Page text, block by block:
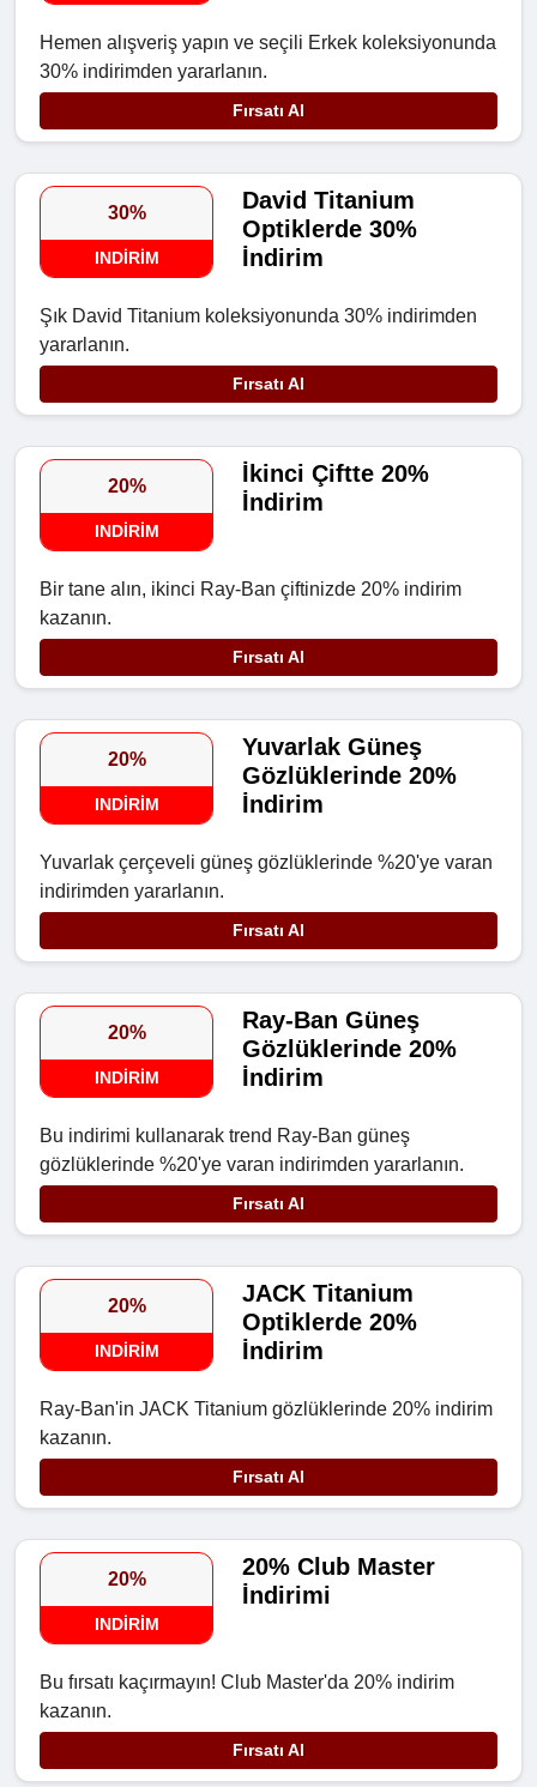
Hemen alışveriş yapın ve seçili Erkek koleksiyonunda
30% indirimden yararlanın.
Fırsatı Al
30%
INDIRIM
David Titanium
Optiklerde 30%
İndirim
Şık David Titanium koleksiyonunda 30% indirimden
yararlanın.
Fırsatı Al
20%
INDIRIM
İkinci Çiftte 20%
İndirim
Bir tane alın, ikinci Ray-Ban çiftinizde 20% indirim
kazanın.
Fırsatı Al
20%
INDIRIM
Yuvarlak Güneş
Gözlüklerinde 20%
İndirim
Yuvarlak çerçeveli güneş gözlüklerinde %20'ye varan
indirimden yararlanın.
Fırsatı Al
20%
INDIRIM
Ray-Ban Güneş
Gözlüklerinde 20%
İndirim
Bu indirimi kullanarak trend Ray-Ban güneş
gözlüklerinde %20'ye varan indirimden yararlanın.
Fırsatı Al
20%
INDIRIM
JACK Titanium
Optiklerde 20%
İndirim
Ray-Ban'in JACK Titanium gözlüklerinde 20% indirim
kazanın.
Fırsatı Al
20%
INDIRIM
20% Club Master
İndirimi
Bu fırsatı kaçırmayın! Club Master'da 20% indirim
kazanın.
Fırsatı Al